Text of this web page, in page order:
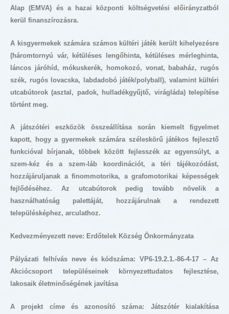
Alap (EMVA) és a hazai központi költségvetési előirányzatból
kerül finanszírozásra.
A kisgyermekek számára számos kültéri játék került kihelyezésre
(háromtornyú vár, kétüléses lengőhinta, kétüléses mérleghinta,
láncos járóhíd, mókuskerék, homokozó, vonat, babaház, rugós
szék, rugós lovacska, labdadobó játék/polyball), valamint kültéri
utcabútorok (asztal, padok, hulladékgyűjtő, virágláda) telepítése
történt meg.
A játszótéri eszközök összeállítása során kiemelt figyelmet
kapott, hogy a gyermekek számára széleskörű játékos fejlesztő
funkcióval bírjanak, többek között fejlesszék az egyensúlyt, a
szem-kéz és a szem-láb koordinációt, a téri tájékozódást,
hozzájáruljanak a finommotorika, a grafomotorikai képességek
fejlődéséhez. Az utcabútorok pedig tovább növelik a
használhatóság palettáját, hozzájárulnak a rendezett
településképhez, arculathoz.
Kedvezményezett neve: Erdőtelek Község Önkormányzata
Pályázati felhívás neve és kódszáma: VP6-19.2.1.-86-4-17 – Az
Akciócsoport településeinek környezettudatos fejlesztése,
lakosaik életminőségének javítása
A projekt címe és azonosító száma: Játszótér kialakítása